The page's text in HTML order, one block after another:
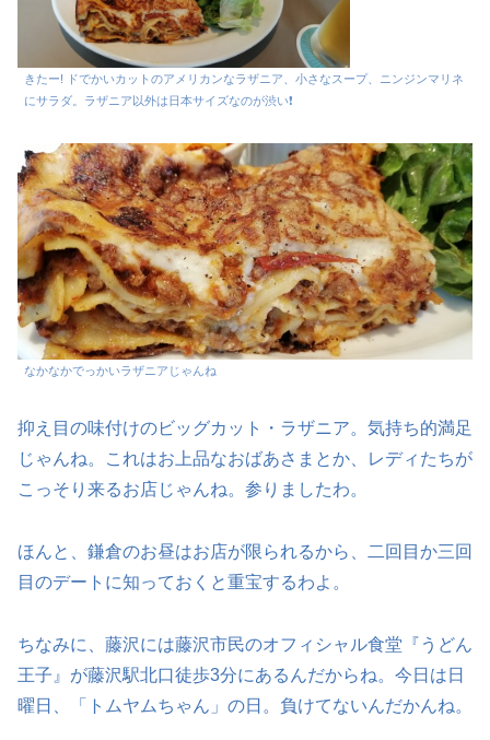
きたー! ドでかいカットのアメリカンなラザニア、小さなスープ、ニンジンマリネ
にサラダ。ラザニア以外は日本サイズなのが渋い❗
なかなかでっかいラザニアじゃんね
抑え目の味付けのビッグカット・ラザニア。気持ち的満足
じゃんね。これはお上品なおばあさまとか、レディたちが
こっそり来るお店じゃんね。参りましたわ。
ほんと、鎌倉のお昼はお店が限られるから、二回目か三回
目のデートに知っておくと重宝するわよ。
ちなみに、藤沢には藤沢市民のオフィシャル食堂『うどん
王子』が藤沢駅北口徒歩3分にあるんだからね。今日は日
曜日、「トムヤムちゃん」の日。負けてないんだかんね。